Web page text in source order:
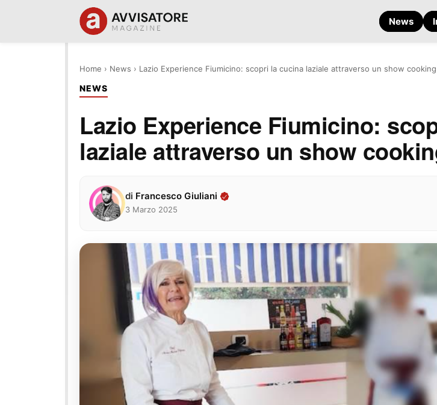
News
Home › News › Lazio Experience Fiumicino: scopri la cucina laziale attraverso un show
NEWS
Lazio Experience Fiumicino:
laziale attraverso un show
di Francesco Giuliani
3 Marzo 2025